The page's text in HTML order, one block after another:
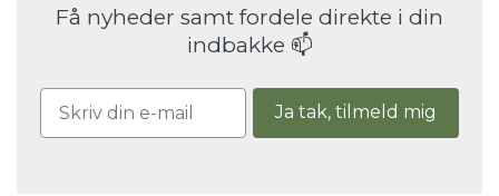
Få nyheder samt fordele direkte i din
indbakke 📫
Ja tak, tilmeld mig